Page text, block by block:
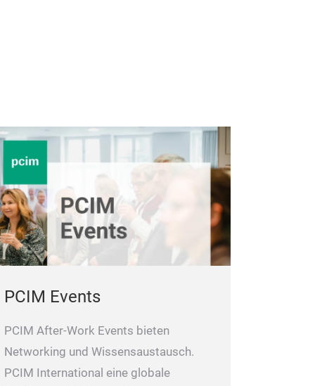
PCIM Events
PCIM After-Work Events bieten
Networking und Wissensaustausch.
PCIM International eine globale